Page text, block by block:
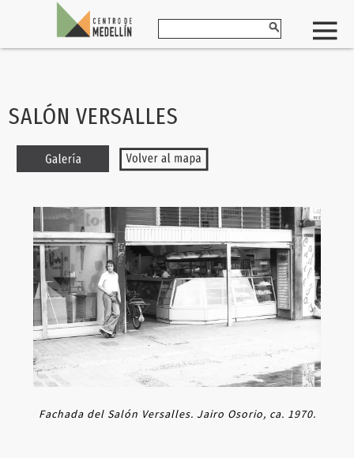
SALÓN VERSALLES
Fachada del Salón Versalles. Jairo Osorio, ca. 1970.